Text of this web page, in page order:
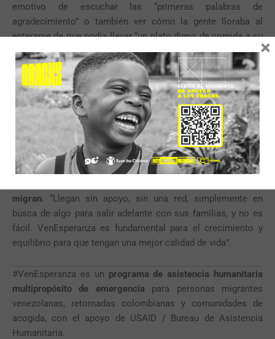
emotivo de escuchar las “primeras palabras de
agradecimiento” o también ver cómo la gente lloraba al
enterarse de que podía llevar “un plato digno de comida a su
casa”. En los tres años que pasaron,el programa
VenEsperanza apoyó a más de 400.000 personas en 10
departamentos. López lo tiene claro, quiere seguir creciendo
para poder ayudar en todo lo que se pueda.
Cuando menciona VenEsperanza, sobre todo se queda con la
“calidad humana” que tienen el equipo y reconoce: “Las
personas han logrado entender que hacen parte de una
familia”. Ahora, casi tras 3 años de trabajo, Lópezreafirma
migran. “Llegan sin apoyo, sin una red, simplemente en
busca de algo para salir adelante con sus familias, y no es
fácil. VenEsperanza es fundamental para el crecimiento y
equilibrio para que tengan una mejor calidad de vida”.
#VenEsperanza es un programa de asistencia humanitaria
multipropósito de emergencia para personas migrantes
venezolanas, retornadas colombianas y comunidades de
acogida, con el apoyo de USAID / Bureau de Asistencia
Humanitaria.
×